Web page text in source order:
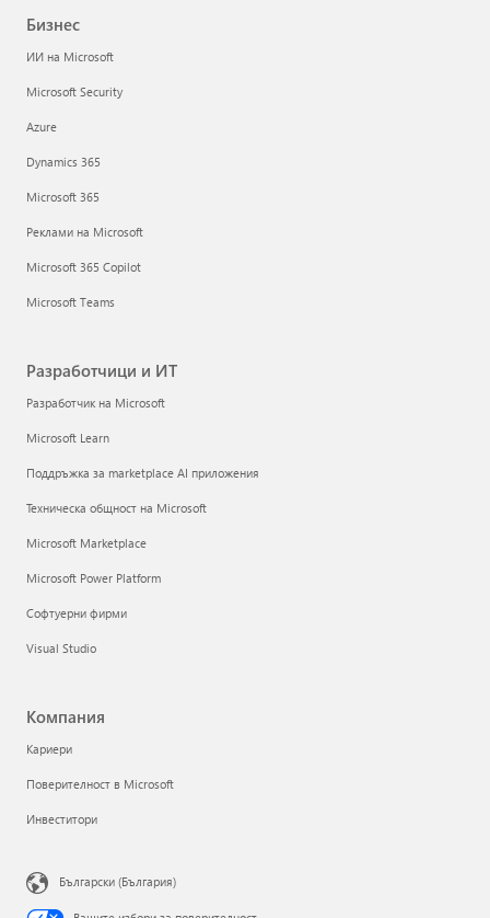
Бизнес
ИИ на Microsoft
Microsoft Security
Azure
Dynamics 365
Microsoft 365
Реклами на Microsoft
Microsoft 365 Copilot
Microsoft Teams
Разработчици и ИТ
Разработчик на Microsoft
Microsoft Learn
Поддръжка за marketplace AI приложения
Техническа общност на Microsoft
Microsoft Marketplace
Microsoft Power Platform
Софтуерни фирми
Visual Studio
Компания
Кариери
Поверителност в Microsoft
Инвеститори
Български (България)